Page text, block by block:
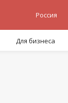
Россия
Для бизнеса